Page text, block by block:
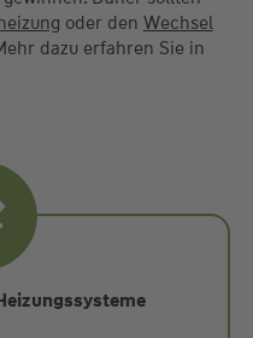
oder den Wechsel
dazu erfahren Sie in